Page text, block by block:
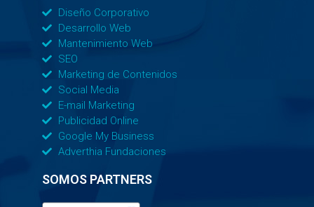
Diseño Corporativo
Desarrollo Web
Mantenimiento Web
SEO
Marketing de Contenidos
Social Media
E-mail Marketing
Publicidad Online
Google My Business
Adverthia Fundaciones
SOMOS PARTNERS